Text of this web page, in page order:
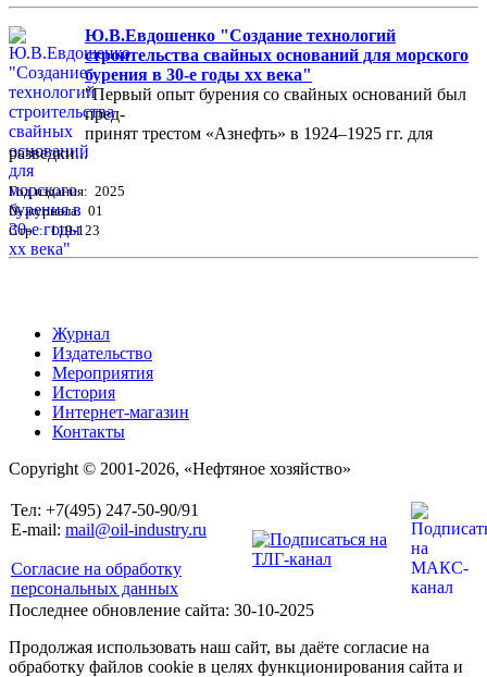
Ю.В.Евдошенко "Создание технологий
строительства свайных оснований для морского
бурения в 30-е годы хх века"
"Первый опыт бурения со свайных оснований был
пред-
принят трестом «Азнефть» в 1924–1925 гг. для
разведки...
Год издания: 2025
№ журнала: 01
Стр. : 119-123
Журнал
Издательство
Мероприятия
История
Интернет-магазин
Контакты
Copyright © 2001-2026, «Нефтяное хозяйство»
Тел: +7(495) 247-50-90/91
E-mail: mail@oil-industry.ru
Согласие на обработку
персональных данных
Последнее обновление сайта: 30-10-2025
Продолжая использовать наш сайт, вы даёте согласие на
обработку файлов cookie в целях функционирования сайта и